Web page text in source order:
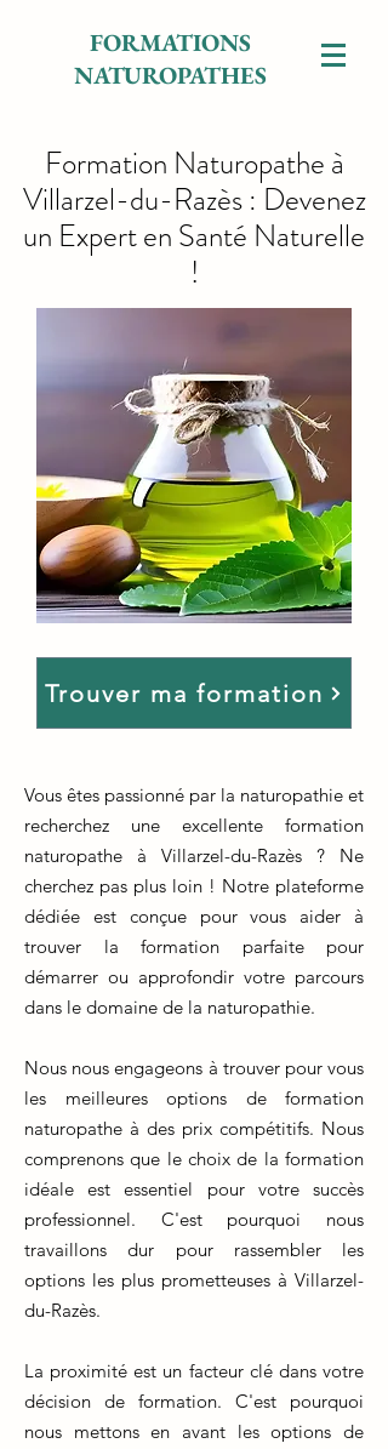
FORMATIONS
NATUROPATHES
Formation Naturopathe à
Villarzel-du-Razès : Devenez
un Expert en Santé Naturelle
!
Trouver ma formation
Vous êtes passionné par la naturopathie et
recherchez une excellente formation
naturopathe à Villarzel-du-Razès ? Ne
cherchez pas plus loin ! Notre plateforme
dédiée est conçue pour vous aider à
trouver la formation parfaite pour
démarrer ou approfondir votre parcours
dans le domaine de la naturopathie.
Nous nous engageons à trouver pour vous
les meilleures options de formation
naturopathe à des prix compétitifs. Nous
comprenons que le choix de la formation
idéale est essentiel pour votre succès
professionnel. C'est pourquoi nous
travaillons dur pour rassembler les
options les plus prometteuses à Villarzel-
du-Razès.
La proximité est un facteur clé dans votre
décision de formation. C'est pourquoi
nous mettons en avant les options de